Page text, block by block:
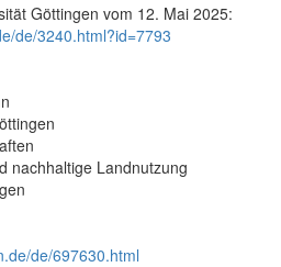
Göttingen vom 12. Mai 2025:
de/3240.html?id=7793
nachhaltige Landnutzung
de/697630.html